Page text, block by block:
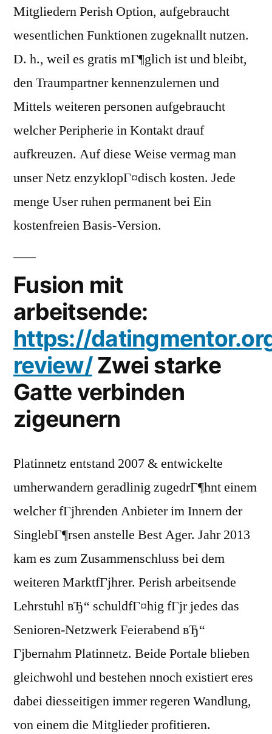
Mitgliedern Perish Option, aufgebraucht
wesentlichen Funktionen zugeknallt nutzen.
D. h., weil es gratis mГ¶glich ist und bleibt,
den Traumpartner kennenzulernen und
Mittels weiteren personen aufgebraucht
welcher Peripherie in Kontakt drauf
aufkreuzen. Auf diese Weise vermag man
unser Netz enzyklopГ¤disch kosten. Jede
menge User ruhen permanent bei Ein
kostenfreien Basis-Version.
Fusion mit
arbeitsende:
https://
review/Zwei starke
Gatte verbinden
zigeunern
Platinnetz entstand 2007 & entwickelte
umherwandern geradlinig zugedrГ¶hnt einem
welcher fГјhrenden Anbieter im Innern der
SinglebГ¶rsen anstelle Best Ager. Jahr 2013
kam es zum Zusammenschluss bei dem
weiteren MarktfГјhrer. Perish arbeitsende
Lehrstuhl вЂ“ schuldfГ¤hig fГјr jedes das
Senioren-Netzwerk Feierabend вЂ“
Гјbernahm Platinnetz. Beide Portale blieben
gleichwohl und bestehen nnoch existiert eres
dabei diesseitigen immer regeren Wandlung,
von einem die Mitglieder profitieren.